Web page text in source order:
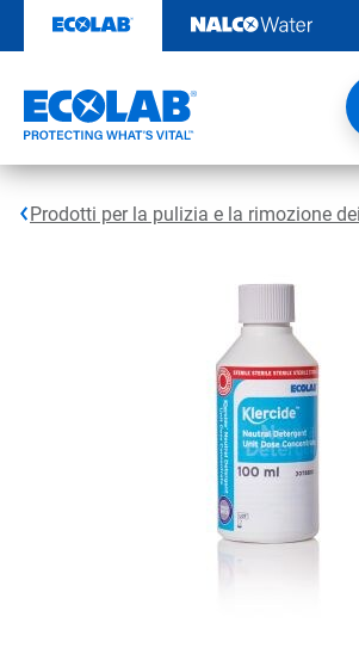
contenuto
Prodotti per la pulizia e la rimozione